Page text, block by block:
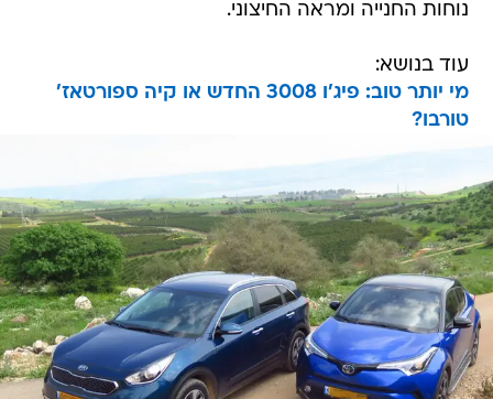
נוחות החנייה ומראה החיצוני.
עוד בנושא:
מי יותר טוב: פיג'ו 3008 החדש או קיה ספורטאז'
טורבו?